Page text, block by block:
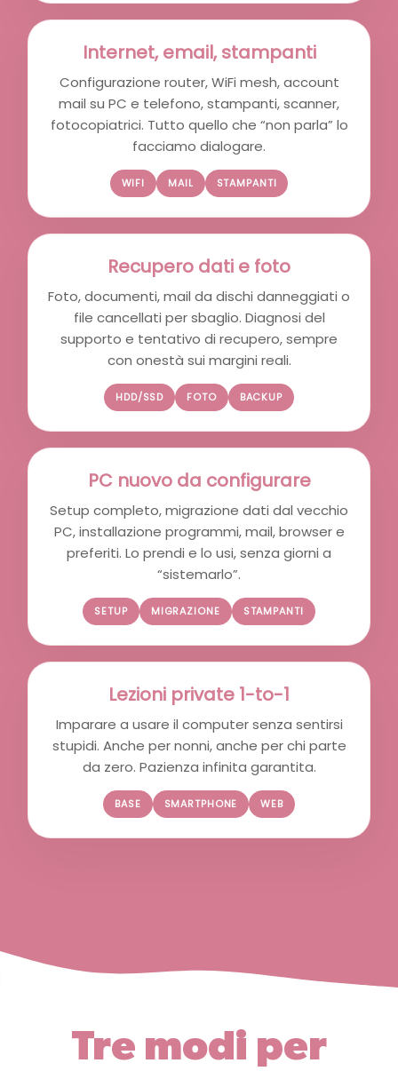
Internet, email, stampanti
Configurazione router, WiFi mesh, account
mail su PC e telefono, stampanti, scanner,
fotocopiatrici. Tutto quello che “non parla” lo
facciamo dialogare.
WIFI MAIL STAMPANTI
Recupero dati e foto
Foto, documenti, mail da dischi danneggiati o
file cancellati per sbaglio. Diagnosi del
supporto e tentativo di recupero, sempre
con onestà sui margini reali.
HDD/SSD FOTO BACKUP
PC nuovo da configurare
Setup completo, migrazione dati dal vecchio
PC, installazione programmi, mail, browser e
preferiti. Lo prendi e lo usi, senza giorni a
“sistemarlo”.
SETUP MIGRAZIONE STAMPANTI
Lezioni private 1-to-1
Imparare a usare il computer senza sentirsi
stupidi. Anche per nonni, anche per chi parte
da zero. Pazienza infinita garantita.
BASE SMARTPHONE WEB
Tre modi per